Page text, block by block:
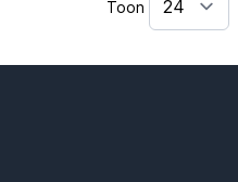
Toon